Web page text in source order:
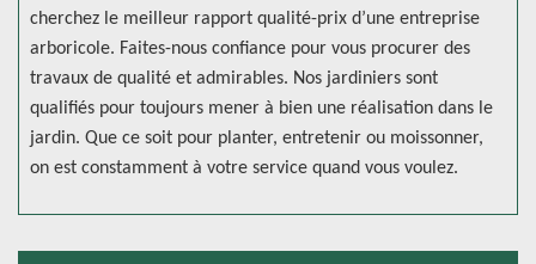
cherchez le meilleur rapport qualité-prix d’une entreprise
arboricole. Faites-nous confiance pour vous procurer des
travaux de qualité et admirables. Nos jardiniers sont
qualifiés pour toujours mener à bien une réalisation dans le
jardin. Que ce soit pour planter, entretenir ou moissonner,
on est constamment à votre service quand vous voulez.